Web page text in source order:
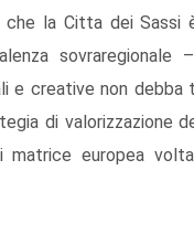
la Citta dei Sassi
e creative non
di valorizzazione
matrice europea